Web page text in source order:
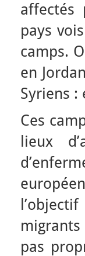
affectés
pays
camps.
en
Syriens :
Ces
lieux
pas